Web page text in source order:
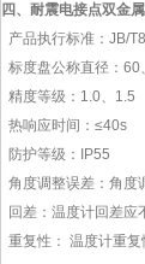
四、耐震电接点双金
产品执行标准：JB/
标度盘公称直径：
精度等级：1.0、1.5
热响应时间：≤40s
防护等级：IP55
角度调整误差：角度
回差：温度计回差应
重复性： 温度计重